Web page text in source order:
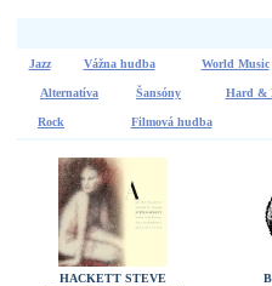
Jazz Vážna hudba World Music
Alternatíva Šansóny Hard &
Rock Filmová hudba
HACKETT STEVE